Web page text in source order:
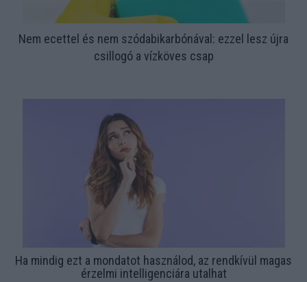
Nem ecettel és nem szódabikarbónával: ezzel lesz újra
csillogó a vízköves csap
Ha mindig ezt a mondatot használod, az rendkívül magas
érzelmi intelligenciára utalhat